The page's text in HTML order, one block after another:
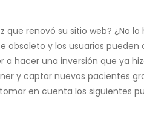
renovó su sitio web? ¿No lo
y los usuarios pueden
hacer una inversión que ya
y captar nuevos pacientes
en cuenta los siguientes